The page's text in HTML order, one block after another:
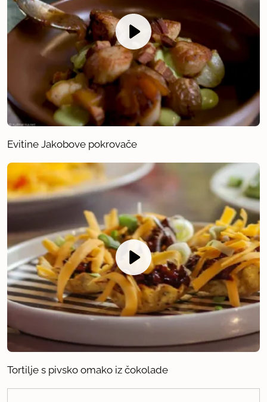
Evitine Jakobove pokrovače
Tortilje s pivsko omako iz čokolade